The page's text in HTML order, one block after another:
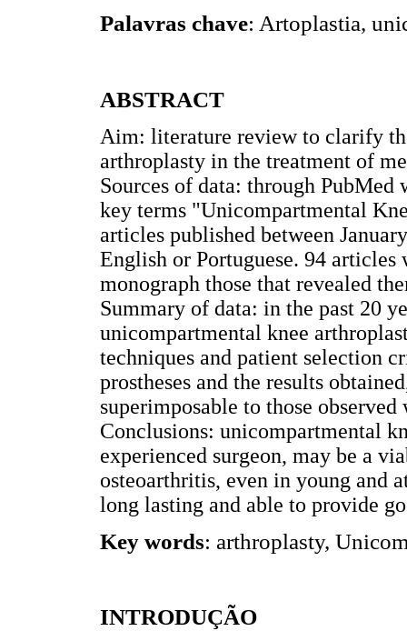
Palavras chave: Artoplastia,
ABSTRACT
Aim: literature review to clarify
arthroplasty in the treatment of
Sources of data: through PubMed
key terms "Unicompartmental
articles published between
English or Portuguese. 94
monograph those that revealed
Summary of data: in the past 20
unicompartmental knee
techniques and patient selection
prostheses and the results
superimposable to those
Conclusions: unicompartmental
experienced surgeon, may be a
osteoarthritis, even in young and
long lasting and able to provide
Key words: arthroplasty,
INTRODUÇÃO